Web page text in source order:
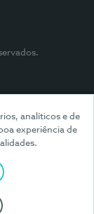
analíticos e de
experiência de